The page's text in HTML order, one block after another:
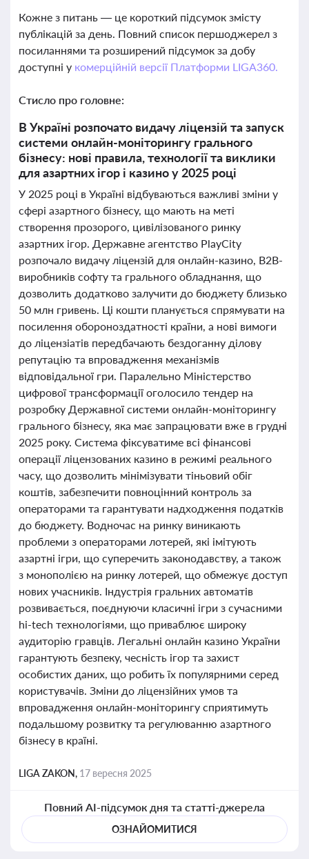
Кожне з питань — це короткий підсумок змісту
публікацій за день. Повний список першоджерел з
посиланнями та розширений підсумок за добу
доступні у комерційній версії Платформи LIGA360.
Стисло про головне:
В Україні розпочато видачу ліцензій та запуск
системи онлайн-моніторингу грального
бізнесу: нові правила, технології та виклики
для азартних ігор і казино у 2025 році
У 2025 році в Україні відбуваються важливі зміни у
сфері азартного бізнесу, що мають на меті
створення прозорого, цивілізованого ринку
азартних ігор. Державне агентство PlayCity
розпочало видачу ліцензій для онлайн-казино, B2B-
виробників софту та грального обладнання, що
дозволить додатково залучити до бюджету близько
50 млн гривень. Ці кошти планується спрямувати на
посилення обороноздатності країни, а нові вимоги
до ліцензіатів передбачають бездоганну ділову
репутацію та впровадження механізмів
відповідальної гри. Паралельно Міністерство
цифрової трансформації оголосило тендер на
розробку Державної системи онлайн-моніторингу
грального бізнесу, яка має запрацювати вже в грудні
2025 року. Система фіксуватиме всі фінансові
операції ліцензованих казино в режимі реального
часу, що дозволить мінімізувати тіньовий обіг
коштів, забезпечити повноцінний контроль за
операторами та гарантувати надходження податків
до бюджету. Водночас на ринку виникають
проблеми з операторами лотерей, які імітують
азартні ігри, що суперечить законодавству, а також
з монополією на ринку лотерей, що обмежує доступ
нових учасників. Індустрія гральних автоматів
розвивається, поєднуючи класичні ігри з сучасними
hi-tech технологіями, що приваблює широку
аудиторію гравців. Легальні онлайн казино України
гарантують безпеку, чесність ігор та захист
особистих даних, що робить їх популярними серед
користувачів. Зміни до ліцензійних умов та
впровадження онлайн-моніторингу сприятимуть
подальшому розвитку та регулюванню азартного
бізнесу в країні.
LIGA ZAKON, 17 вересня 2025
Повний AI-підсумок дня та статті-джерела
ОЗНАЙОМИТИСЯ